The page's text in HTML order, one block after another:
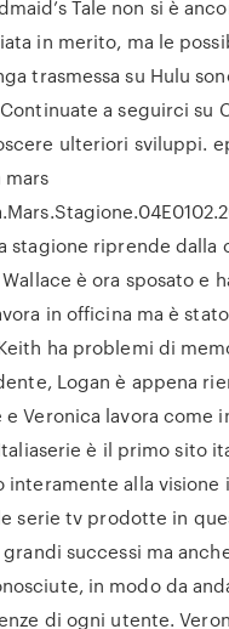
Tale non si è
in merito, ma le
trasmessa su Hulu
a seguirci su
ulteriori sviluppi.
stagione riprende dalla
è ora sposato e
in officina ma è
ha problemi di
Logan è appena
e Veronica lavora come
è il primo sito
interamente alla visione
serie tv prodotte in
successi ma
in modo da
di ogni utente.